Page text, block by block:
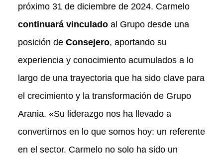
próximo 31 de diciembre de 2024. Carmelo
continuará vinculadoal Grupo desde una
posición de Consejero, aportando su
experiencia y conocimiento acumulados a lo
largo de una trayectoria que ha sido clave para
el crecimiento y la transformación de Grupo
Arania. «Su liderazgo nos ha llevado a
convertirnos en lo que somos hoy: un referente
en el sector. Carmelo no solo ha sido un